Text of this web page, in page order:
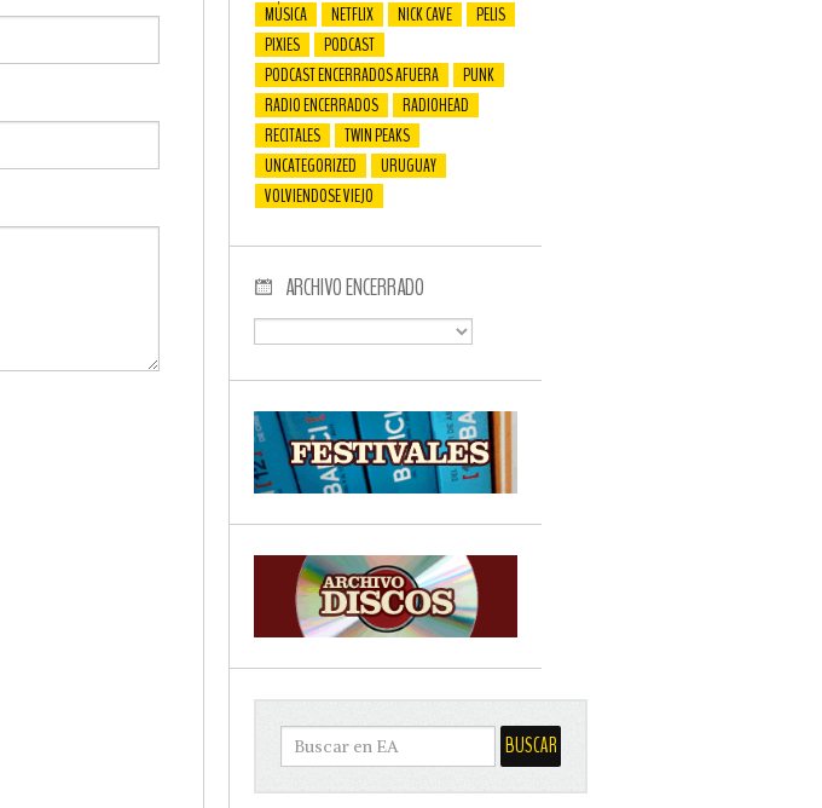
MÚSICA
NETFLIX NICK CAVE
PELIS
PIXIES
PODCAST
PODCAST ENCERRADOS AFUERA
PUNK
RADIO ENCERRADOS
RADIOHEAD
RECITALES
TWIN PEAKS
UNCATEGORIZED
URUGUAY
VOLVIENDOSE VIEJO
ARCHIVO ENCERRADO